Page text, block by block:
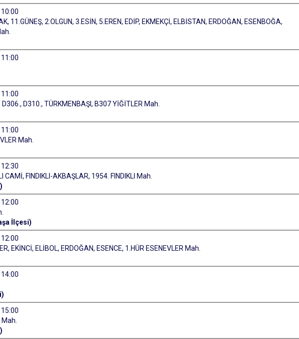
11.GÜNEŞ, 2.OLGUN, 3.ESİN, 5.EREN, EDİP, EKMEKÇİ, ELBİSTAN, ERDOĞAN, ESENBOĞA,
D310., TÜRKMENBAŞI, B307 YİĞİTLER Mah.
Mah.
CAMİ, FINDIKLI-AKBAŞLAR, 1954. FINDIKLI Mah.
İlçesi)
EKİNCİ, ELİBOL, ERDOĞAN, ESENCE, 1.HÜR ESENEVLER Mah.